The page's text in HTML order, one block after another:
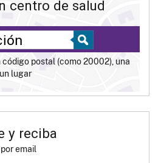
centro de salud
código postal (como 20002), una
lugar
y reciba
email